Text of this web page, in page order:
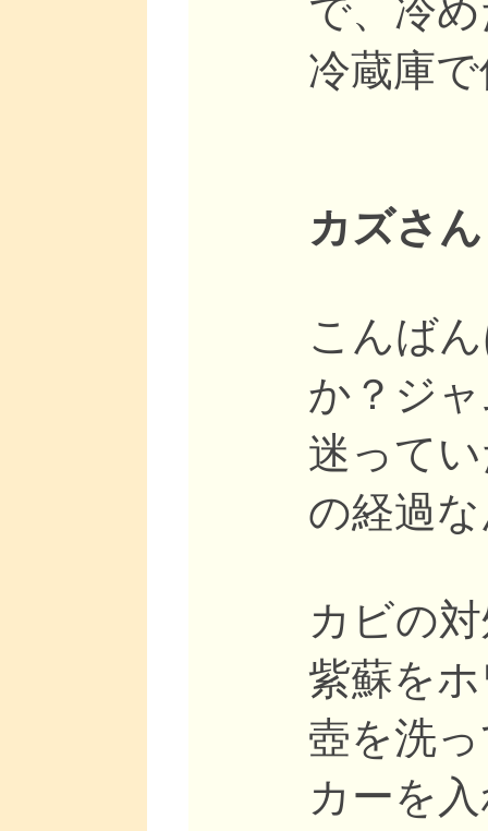
で、冷
冷蔵庫
カズさん
こんば
か？ジ
迷って
の経過
カビの
紫蘇を
壺を洗
カーを